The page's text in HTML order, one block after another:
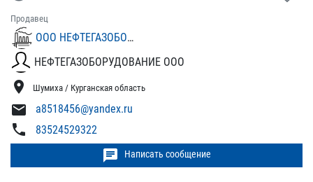
Продавец
ООО НЕФТЕГАЗОБОРУДОВАНИЕ
НЕФТЕГАЗОБОРУДОВАНИЕ ООО
location_on Шумиха / Курганская область
mail a8518456@yandex.ru
phone 83524529322
chat Написать сообщение